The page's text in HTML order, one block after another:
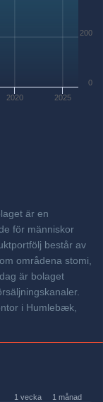
2020 2025
0
200
är en
för människor
består av
områdena stomi,
är bolaget
i Humlebæk,
1 vecka 1 månad